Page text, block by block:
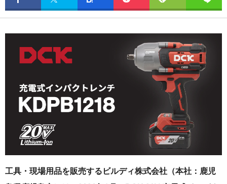
工具・現場用品を販売するビルディ株式会社（本社：鹿児